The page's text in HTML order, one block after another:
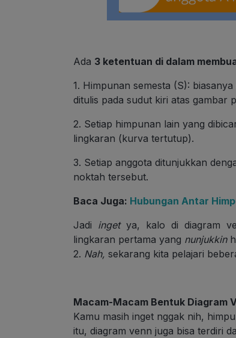
Ada 3 ketentuan di dalam
1. Himpunan semesta (S):
ditulis pada sudut kiri atas gambar
2. Setiap himpunan lain yang
lingkaran (kurva tertutup).
3. Setiap anggota ditunjukkan
noktah tersebut.
Baca Juga: Hubungan Antar
Jadi ingetya, kalo di diagram
lingkaran pertama yang nunjukkin
2. Nah, sekarang kita pelajari
Macam-Macam Bentuk Diagram
Kamu masih inget nggak nih,
itu, diagram venn juga bisa terdiri